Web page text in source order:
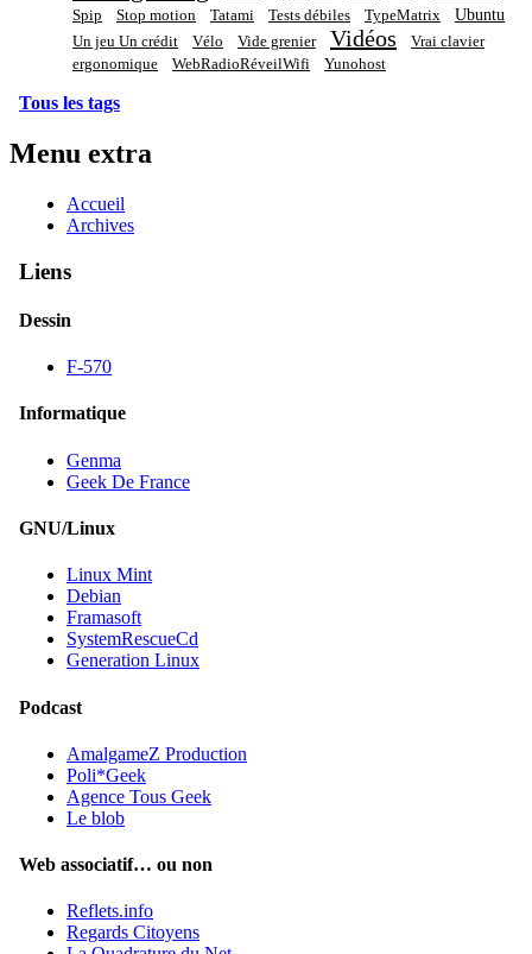
Spip
Stop motion Tatami Tests débiles TypeMatrix Ubuntu
Un jeu Un crédit Vélo Vide grenier Vidéos
Vrai clavier
ergonomique
WebRadioRéveilWifi Yunohost
Tous les tags
Menu extra
Accueil
Archives
Liens
Dessin
F-570
Informatique
Genma
Geek De France
GNU/Linux
Linux Mint
Debian
Framasoft
SystemRescueCd
Generation Linux
Podcast
AmalgameZ Production
Poli*Geek
Agence Tous Geek
Le blob
Web associatif… ou non
Reflets.info
Regards Citoyens